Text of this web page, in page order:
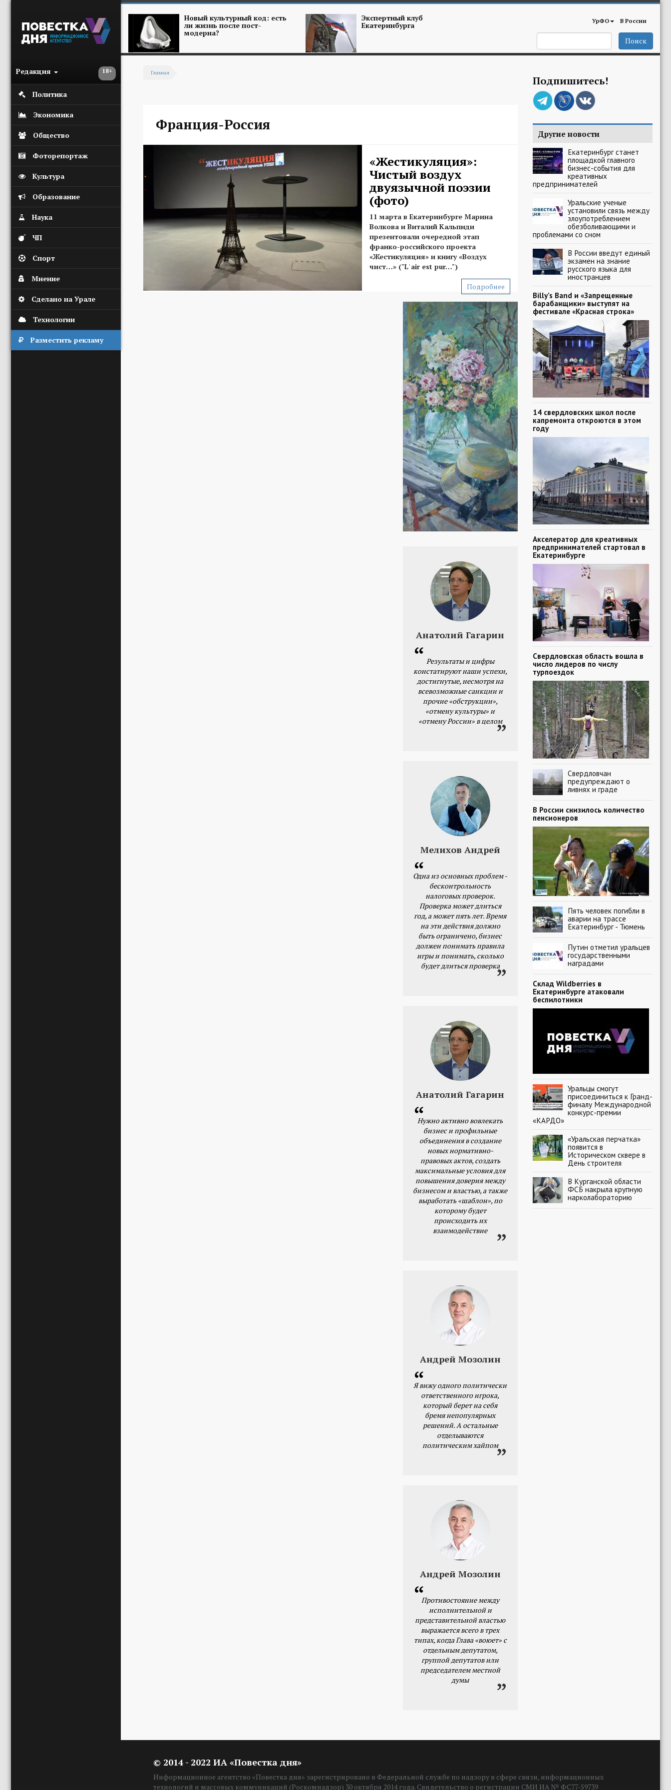
18+
Редакция
Политика
Экономика
Общество
Фоторепортаж
Культура
Образование
Наука
ЧП
Спорт
Мнение
Сделано на Урале
Технологии
Разместить рекламу
Новый культурный код: есть
ли жизнь после пост-
модерна?
Экспертный клуб
Екатеринбурга УрФО В России
Поиск
Главная
Франция-Россия
«Жестикуляция»:
Чистый воздух
двуязычной поэзии
(фото)
11 марта в Екатеринбурге Марина
Волкова и Виталий Кальпиди
презентовали очередной этап
франко-российского проекта
«Жестикуляция» и книгу «Воздух
чист…» ("Lʾair est pur…")
Подробнее
Анатолий Гагарин
Результаты и цифры
констатируют наши успехи,
достигнутые, несмотря на
всевозможные санкции и
прочие «обструкции»,
«отмену культуры» и
«отмену России» в целом
Мелихов Андрей
Одна из основных проблем -
бесконтрольность
налоговых проверок.
Проверка может длиться
год, а может пять лет. Время
на эти действия должно
быть ограничено, бизнес
должен понимать правила
игры и понимать, сколько
будет длиться проверка
Анатолий Гагарин
Нужно активно вовлекать
бизнес и профильные
объединения в создание
новых нормативно-
правовых актов, создать
максимальные условия для
повышения доверия между
бизнесом и властью, а также
выработать «шаблон», по
которому будет
происходить их
взаимодействие
Андрей Мозолин
Я вижу одного политически
ответственного игрока,
который берет на себя
бремя непопулярных
решений. А остальные
отделываются
политическим хайпом
Андрей Мозолин
Противостояние между
исполнительной и
представительной властью
выражается всего в трех
типах, когда Глава «воюет» с
отдельным депутатом,
группой депутатов или
председателем местной
думы
Подпишитесь!
Другие новости
Екатеринбург станет
площадкой главного
бизнес-события для
креативных
предпринимателей
Уральские ученые
установили связь между
злоупотреблением
обезболивающими и
проблемами со сном
В России введут единый
экзамен на знание
русского языка для
иностранцев
Billy’s Band и «Запрещенные
барабанщики» выступят на
фестивале «Красная строка»
14 свердловских школ после
капремонта откроются в этом
году
Акселератор для креативных
предпринимателей стартовал в
Екатеринбурге
Свердловская область вошла в
число лидеров по числу
турпоездок
Свердловчан
предупреждают о
ливнях и граде
В России снизилось количество
пенсионеров
Пять человек погибли в
аварии на трассе
Екатеринбург - Тюмень
Путин отметил уральцев
государственными
наградами
Склад Wildberries в
Екатеринбурге атаковали
беспилотники
Уральцы смогут
присоединиться к Гранд-
финалу Международной
конкурс-премии
«КАРДО»
«Уральская перчатка»
появится в
Историческом сквере в
День строителя
В Курганской области
ФСБ накрыла крупную
нарколабораторию
© 2014 - 2022 ИА «Повестка дня»
Информационное агентство «Повестка дня» зарегистрировано в Федеральной службе по надзору в сфере связи, информационных
технологий и массовых коммуникаций (Роскомнадзор) 30 октября 2014 года. Свидетельство о регистрации СМИ ИА № ФС77-59739